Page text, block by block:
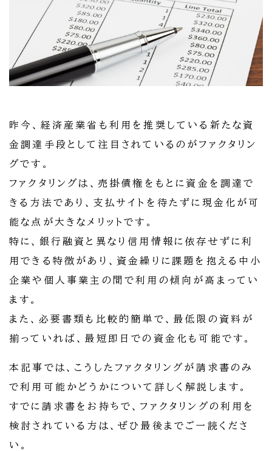
昨今、経済産業省も利用を推奨している新たな資
金調達手段として注目されているのがファクタリン
グです。
ファクタリングは、売掛債権をもとに資金を調達で
きる方法であり、支払サイトを待たずに現金化が可
能な点が大きなメリットです。
特に、銀行融資と異なり信用情報に依存せずに利
用できる特徴があり、資金繰りに課題を抱える中小
企業や個人事業主の間で利用の傾向が高まってい
ます。
また、必要書類も比較的簡単で、最低限の資料が
揃っていれば、最短即日での資金化も可能です。
本記事では、こうしたファクタリングが請求書のみ
で利用可能かどうかについて詳しく解説します。
すでに請求書をお持ちで、ファクタリングの利用を
検討されている方は、ぜひ最後までご一読くださ
い。